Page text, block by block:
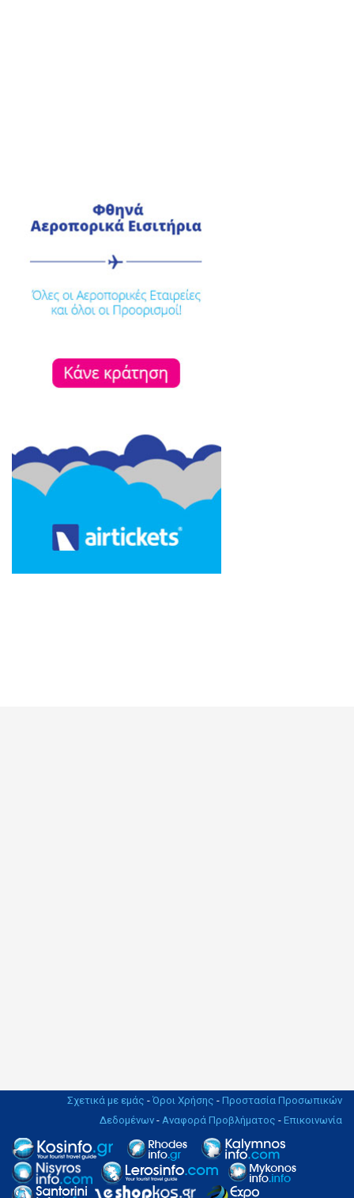
Σχετικά με εμάς - Όροι Χρήσης - Προστασία Προσωπικών
Δεδομένων - Αναφορά Προβλήματος - Επικοινωνία